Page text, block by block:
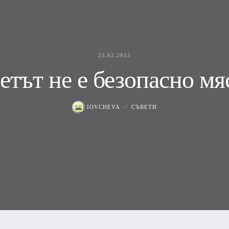
25.02.2015
не е безопасно
IOVCHEVA СЪВЕТИ